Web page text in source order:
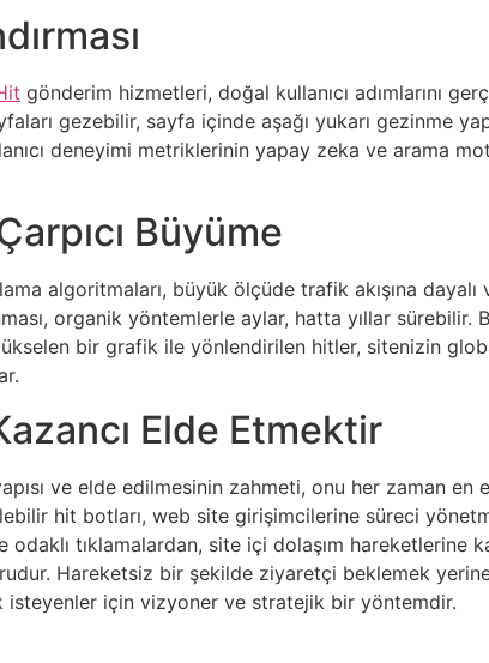
gönderim hizmetleri, doğal kullanıcı adımlarını
gezebilir, sayfa içinde aşağı yukarı gezinme
deneyimi metriklerinin yapay zeka ve arama
Büyüme
algoritmaları, büyük ölçüde trafik akışına dayalı
organik yöntemlerle aylar, hatta yıllar sürebilir.
bir grafik ile yönlendirilen hitler, sitenizin
Elde Etmektir
ve elde edilmesinin zahmeti, onu her zaman en
hit botları, web site girişimcilerine süreci
tıklamalardan, site içi dolaşım hareketlerine
Hareketsiz bir şekilde ziyaretçi beklemek
için vizyoner ve stratejik bir yöntemdir.